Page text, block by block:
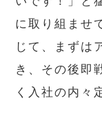
に取り組ませ
じて、まずは
き、その後即
く入社の内々